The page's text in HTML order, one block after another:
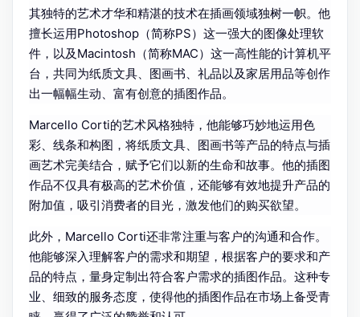
其独特的艺术才华和精湛的技术在插画领域独树一帜。他
擅长运用Photoshop（简称PS）这一强大的图像处理软
件，以及Macintosh（简称MAC）这一高性能的计算机平
台，共同为纸质文具、图画书、礼品以及家居用品等创作
出一幅幅生动、富有创意的插图作品。
Marcello Corti的艺术风格独特，他能够巧妙地运用色
彩、线条和构图，将纸质文具、图画书等产品的特点与插
画艺术完美结合，赋予它们以新的生命和故事。他的插图
作品不仅具有极高的艺术价值，还能够有效地提升产品的
附加值，吸引消费者的目光，激发他们的购买欲望。
此外，Marcello Corti还非常注重与客户的沟通和合作。
他能够深入理解客户的需求和期望，根据客户的要求和产
品的特点，量身定制出符合客户需求的插图作品。这种专
业、细致的服务态度，使得他的插图作品在市场上备受青